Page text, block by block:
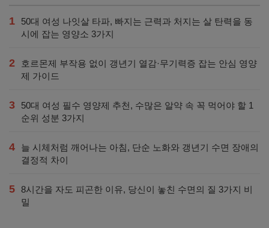
1
50대 여성 나잇살 타파, 빠지는 근력과 처지는 살 탄력을 동
시에 잡는 영양소 3가지
2
호르몬제 부작용 없이 갱년기 열감·무기력증 잡는 안심 영양
제 가이드
3
50대 여성 필수 영양제 추천, 수많은 알약 속 꼭 먹어야 할 1
순위 성분 3가지
4
늘 시체처럼 깨어나는 아침, 단순 노화와 갱년기 수면 장애의
결정적 차이
5 8시간을 자도 피곤한 이유, 당신이 놓친 수면의 질 3가지 비
밀